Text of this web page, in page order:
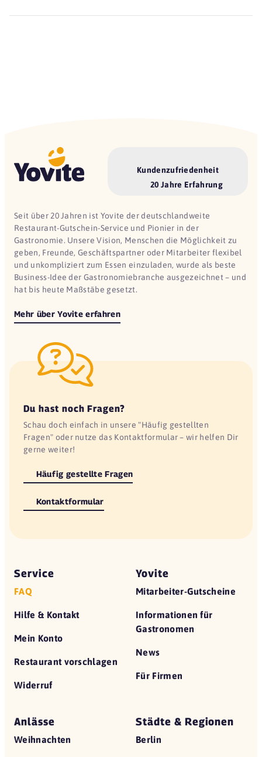
Kundenzufriedenheit
20 Jahre Erfahrung
Seit über 20 Jahren ist Yovite der deutschlandweite
Restaurant-Gutschein-Service und Pionier in der
Gastronomie. Unsere Vision, Menschen die Möglichkeit zu
geben, Freunde, Geschäftspartner oder Mitarbeiter flexibel
und unkompliziert zum Essen einzuladen, wurde als beste
Business-Idee der Gastronomiebranche ausgezeichnet – und
hat bis heute Maßstäbe gesetzt.
Mehr über Yovite erfahren
Du hast noch Fragen?
Schau doch einfach in unsere "Häufig gestellten
Fragen" oder nutze das Kontaktformular – wir helfen Dir
gerne weiter!
Häufig gestellte Fragen
Kontaktformular
Service
FAQ
Hilfe & Kontakt
Mein Konto
Restaurant vorschlagen
Widerruf
Yovite
Mitarbeiter-Gutscheine
Informationen für
Gastronomen
News
Für Firmen
Anlässe
Weihnachten
Städte & Regionen
Berlin